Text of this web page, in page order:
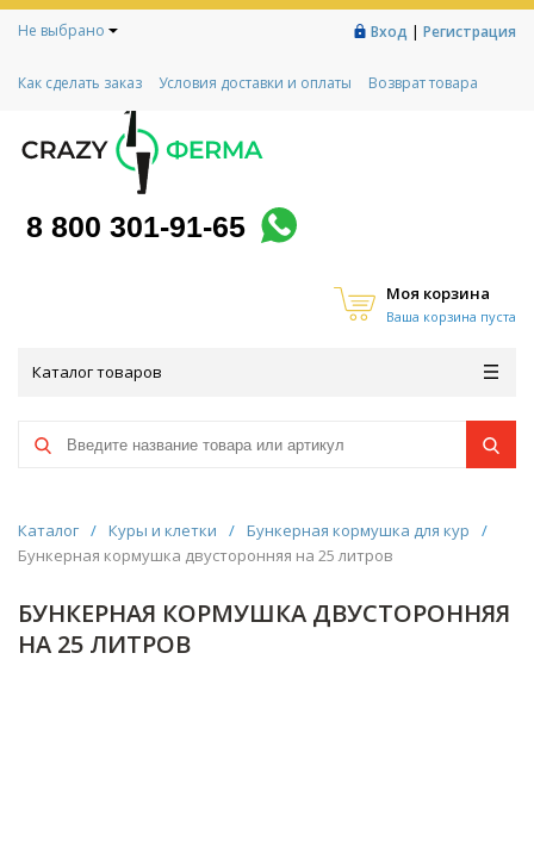
Не выбрано Вход | Регистрация
Как сделать заказ Условия доставки и оплаты
Возврат товара
Контакты
Социальный контракт
Любимая ферма
8 800 301-91-65
Моя корзина
Ваша корзина пуста
Каталог товаров
Каталог / Куры и клетки / Бункерная кормушка для кур
/
Бункерная кормушка двусторонняя на 25 литров
БУНКЕРНАЯ КОРМУШКА ДВУСТОРОННЯЯ
НА 25 ЛИТРОВ